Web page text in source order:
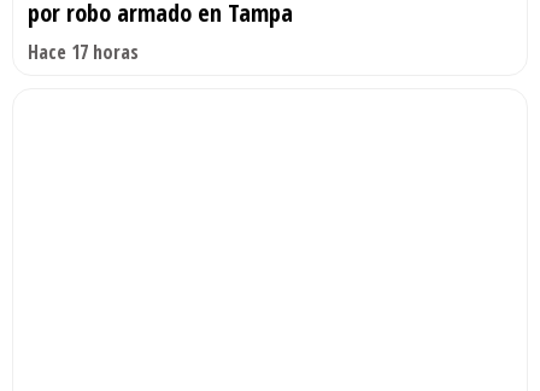
por robo armado en Tampa
Hace 17 horas